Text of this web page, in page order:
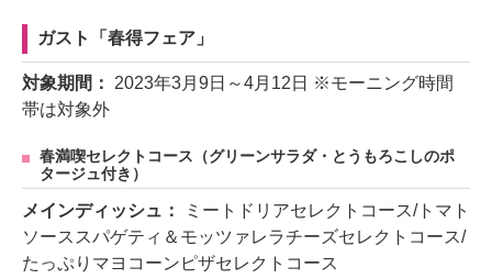
ガスト「春得フェア」
対象期間： 2023年3月9日～4月12日 ※モーニング時間
帯は対象外
春満喫セレクトコース（グリーンサラダ・とうもろこしのポ
タージュ付き）
メインディッシュ：
ミートドリアセレクトコース/トマト
ソーススパゲティ＆モッツァレラチーズセレクトコース/
たっぷりマヨコーンピザセレクトコース